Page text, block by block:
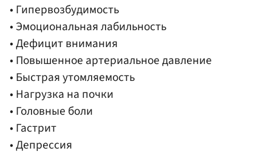
• Гипервозбудимость
• Эмоциональная лабильность
• Дефицит внимания
• Повышенное артериальное давление
• Быстрая утомляемость
• Нагрузка на почки
• Головные боли
• Гастрит
• Депрессия